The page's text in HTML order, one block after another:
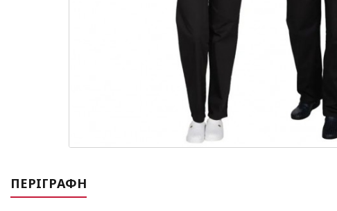
ΠΕΡΙΓΡΑΦΉ